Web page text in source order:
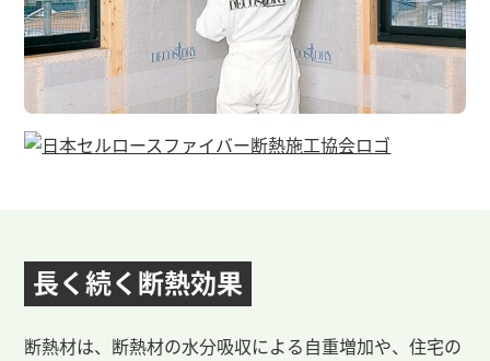
長く続く 断熱効果
断熱材は、断熱材の水分吸収による自重増加や、住宅の